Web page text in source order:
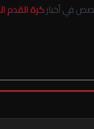
في أخباركرة القدم